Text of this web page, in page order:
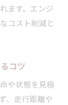
ます。エンジ
コスト削減と
コツ
や状態を見極
、走行距離や